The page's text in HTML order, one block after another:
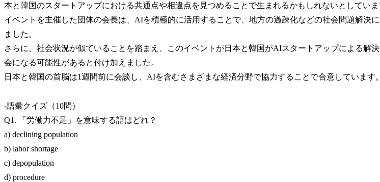
本と韓国のスタートアップにおける共通点や相違点を見つめることで生まれるかもしれないとしていま
イベントを主催した団体の会長は、AIを積極的に活用することで、地方の過疎化などの社会問題解決
ました。
さらに、社会状況が似ていることを踏まえ、このイベントが日本と韓国がAIスタートアップによる解
会になる可能性があると付け加えました。
日本と韓国の首脳は1週間前に会談し、AIを含むさまざまな経済分野で協力することで合意しています。
-語彙クイズ（10問）
Q1. 「労働力不足」を意味する語はどれ？
a) declining population
b) labor shortage
c) depopulation
d) procedure